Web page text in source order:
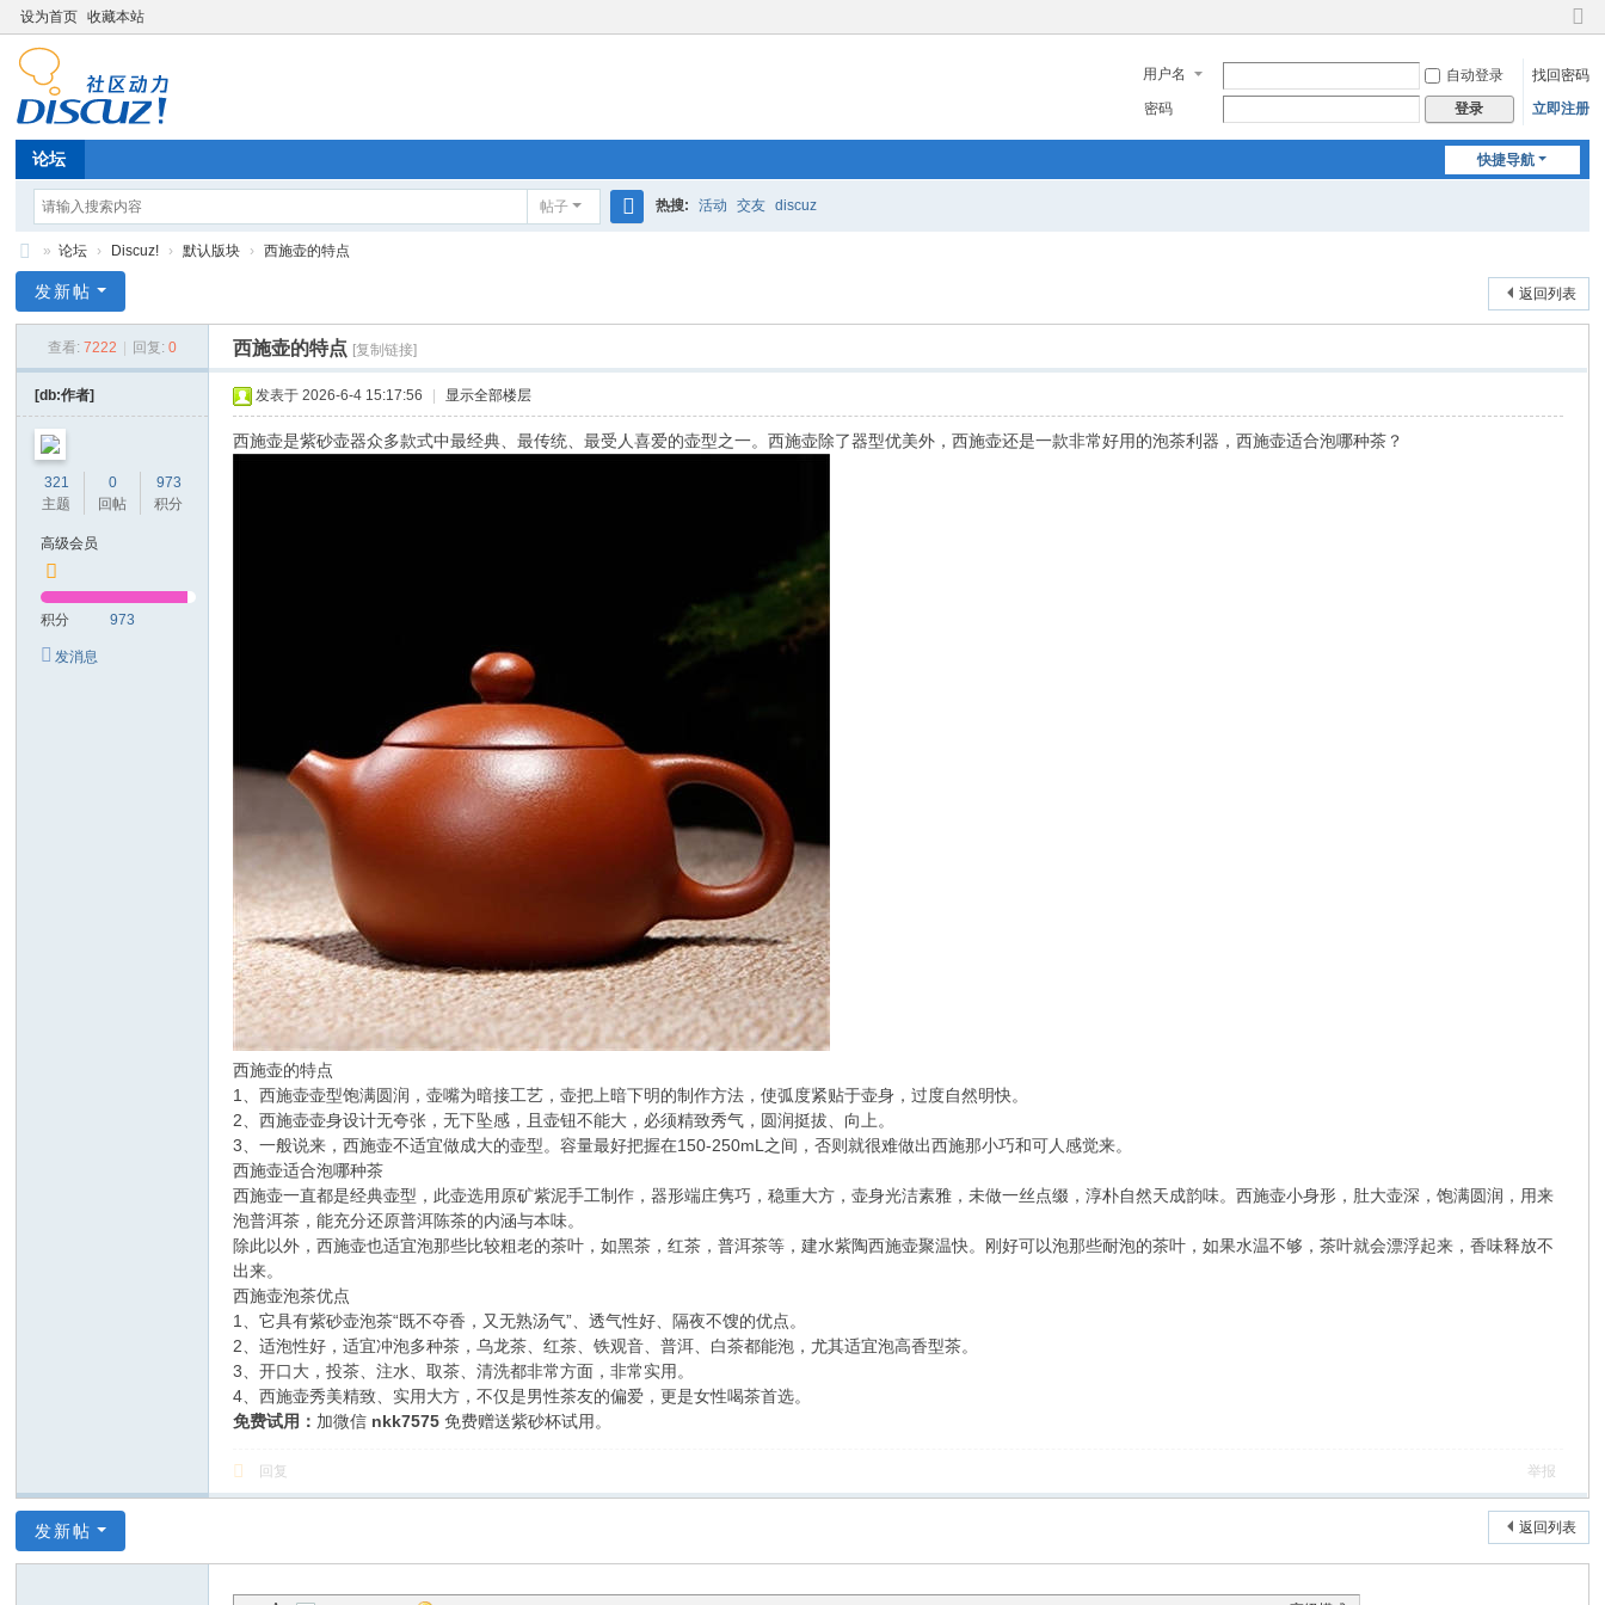
设为首页 收藏本站
切
到
窄
用户名 自动登录
找回密码
密码
登录 立即注册
快捷导航
论坛
帖子 热搜: 活动 交友 discuz
商
民
（
天
» 论坛 › Discuz! › 默认版块 › 西施壶的特点
返回列表
发新帖
查看: 7222 回复: 0 西施壶的特点 [复制链接]
[db:作者]
321
主题
0
回帖
973
积分
高级会员
积分 973
发消息
发表于 2026-6-4 15:17:56 显示全部楼层
西施壶是紫砂壶器众多款式中最经典、最传统、最受人喜爱的壶型之一。西施壶除了器型优美外，西施壶还是一款非常好用的泡茶利器，西施壶适合泡哪种茶？
西施壶的特点
1、西施壶壶型饱满圆润，壶嘴为暗接工艺，壶把上暗下明的制作方法，使弧度紧贴于壶身，过度自然明快。
2、西施壶壶身设计无夸张，无下坠感，且壶钮不能大，必须精致秀气，圆润挺拔、向上。
3、一般说来，西施壶不适宜做成大的壶型。容量最好把握在150-250mL之间，否则就很难做出西施那小巧和可人感觉来。
西施壶适合泡哪种茶
西施壶一直都是经典壶型，此壶选用原矿紫泥手工制作，器形端庄隽巧，稳重大方，壶身光洁素雅，未做一丝点缀，淳朴自然天成韵味。西施壶小身形，肚大壶深，饱满圆润，用来
泡普洱茶，能充分还原普洱陈茶的内涵与本味。
除此以外，西施壶也适宜泡那些比较粗老的茶叶，如黑茶，红茶，普洱茶等，建水紫陶西施壶聚温快。刚好可以泡那些耐泡的茶叶，如果水温不够，茶叶就会漂浮起来，香味释放不
出来。
西施壶泡茶优点
1、它具有紫砂壶泡茶“既不夺香，又无熟汤气”、透气性好、隔夜不馊的优点。
2、适泡性好，适宜冲泡多种茶，乌龙茶、红茶、铁观音、普洱、白茶都能泡，尤其适宜泡高香型茶。
3、开口大，投茶、注水、取茶、清洗都非常方面，非常实用。
4、西施壶秀美精致、实用大方，不仅是男性茶友的偏爱，更是女性喝茶首选。
免费试用： 加微信 nkk7575免费赠送紫砂杯试用。
回复 举报
返回列表
发新帖